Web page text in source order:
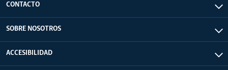
CONTACTO
SOBRE NOSOTROS
ACCESIBILIDAD